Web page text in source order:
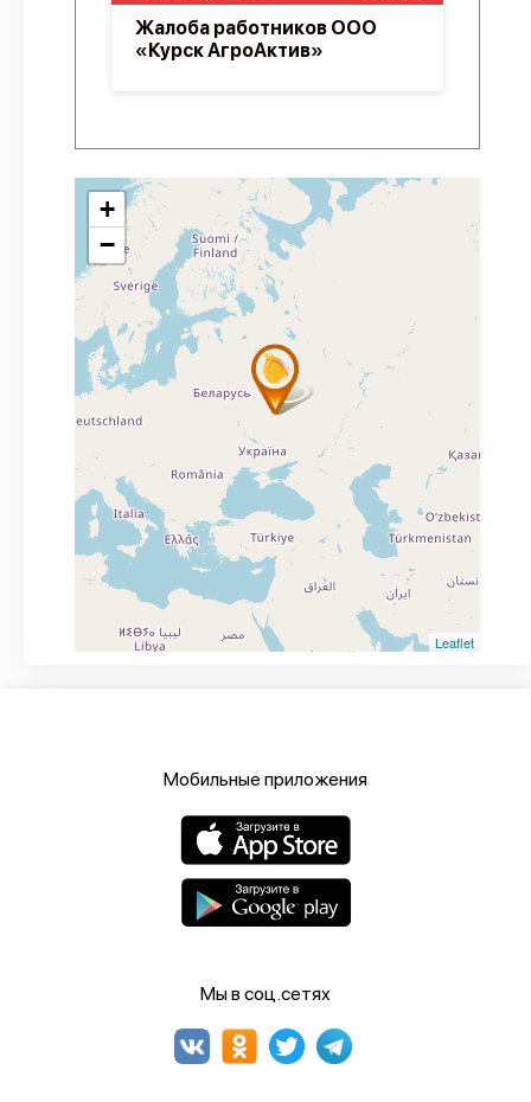
Жалоба работников ООО
«Курск АгроАктив»
+
−
Leaflet
Мобильные приложения
Мы в соц.сетях